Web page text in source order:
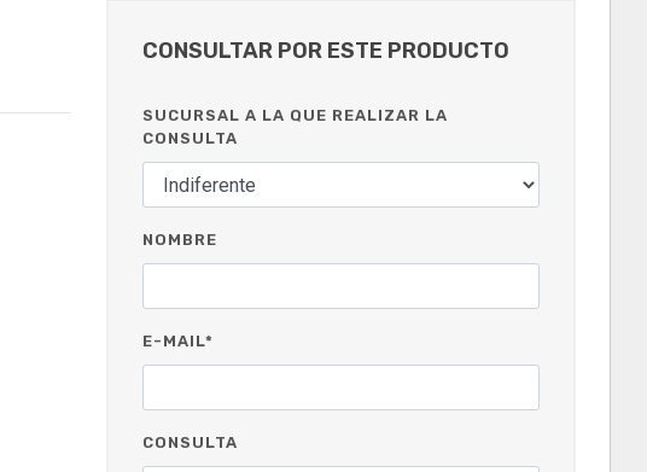
CONSULTAR POR ESTE PRODUCTO
SUCURSAL A LA QUE REALIZAR LA
CONSULTA
NOMBRE
E-MAIL*
CONSULTA